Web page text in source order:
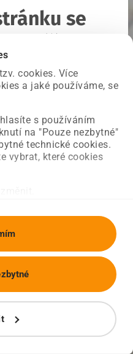
cookies. Více
a jaké používáme, se
s používáním
na "Pouze nezbytné"
technické cookies.
vybrat, které cookies
se
a už ji opravujeme.
požadovanou stránku.
Úvodní strana